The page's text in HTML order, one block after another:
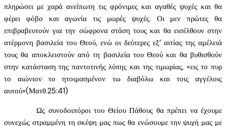
πληρώσει με χαρά ανείπωτη τις φρόνιμες και αγαθές ψυχές και θα
φέρει φόβο και αγωνία τις μωρές ψυχές. Οι μεν πρώτες θα
επιβραβευτούν για την σώφρονα στάση τους και θα εισέλθουν στην
ατέρμονη βασιλεία του Θεού, ενώ οι δεύτερες εξ’ αιτίας της αμέλειά
τους θα αποκλειστούν από τη βασιλεία του Θεού και θα βυθισθούν
στην κατάσταση της παντοτινής λύπης και της τιμωρίας, «εις το πυρ
το αιώνιον το ητοιμασμένον τω διαβόλω και τοις αγγέλοις
αυτού»(Ματθ.25:41)
Ως συνοδοιπόροι του Θείου Πάθους θα πρέπει να έχουμε
συνεχώς στραμμένη τη σκέψη μας πως θα ενώσουμε την ψυχή μας με